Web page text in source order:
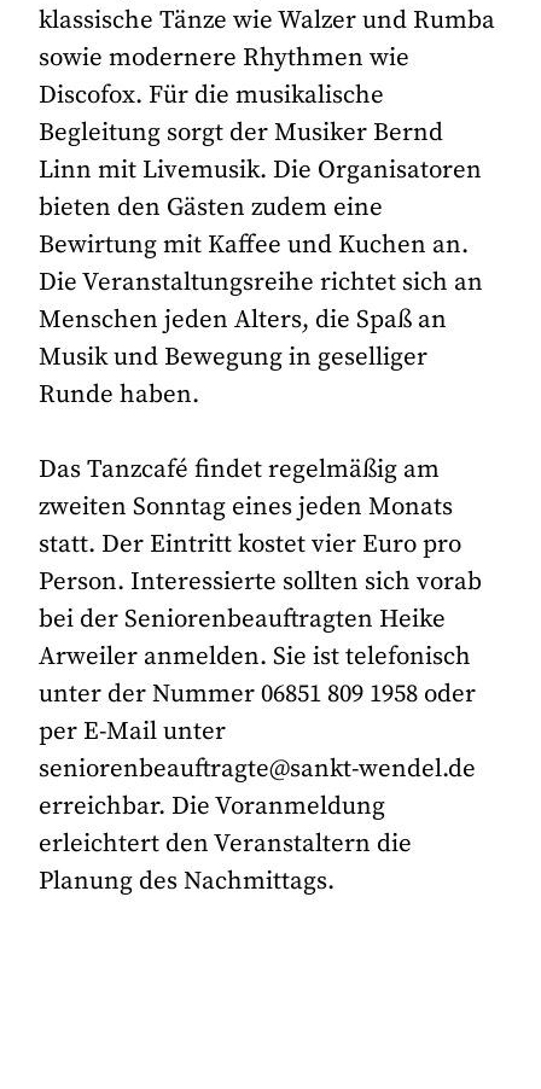
klassische Tänze wie Walzer und Rumba
sowie modernere Rhythmen wie
Discofox. Für die musikalische
Begleitung sorgt der Musiker Bernd
Linn mit Livemusik. Die Organisatoren
bieten den Gästen zudem eine
Bewirtung mit Kaffee und Kuchen an.
Die Veranstaltungsreihe richtet sich an
Menschen jeden Alters, die Spaß an
Musik und Bewegung in geselliger
Runde haben.
Das Tanzcafé findet regelmäßig am
zweiten Sonntag eines jeden Monats
statt. Der Eintritt kostet vier Euro pro
Person. Interessierte sollten sich vorab
bei der Seniorenbeauftragten Heike
Arweiler anmelden. Sie ist telefonisch
unter der Nummer 06851 809 1958 oder
per E-Mail unter
seniorenbeauftragte@sankt-wendel.de
erreichbar. Die Voranmeldung
erleichtert den Veranstaltern die
Planung des Nachmittags.